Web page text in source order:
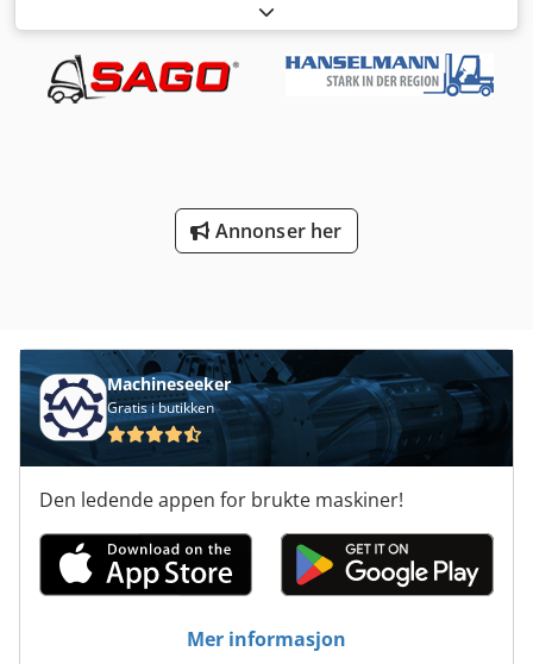
bruktutstyrsenteret for mer informasjon. Crodpfezflnhex
Anvof
Annonser her
Machineseeker
Gratis i butikken
Den ledende appen for brukte maskiner!
Mer informasjon